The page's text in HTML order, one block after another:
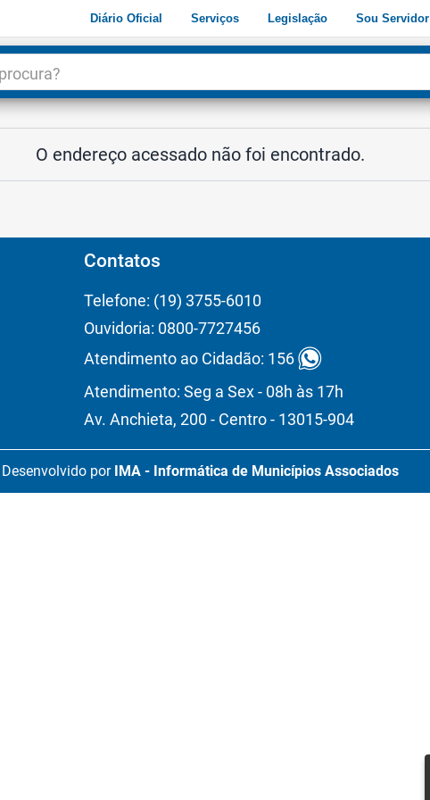
Diário Oficial Serviços Legislação Sou Servidor
O endereço acessado não foi encontrado.
Contatos
Telefone: (19) 3755-6010
Ouvidoria: 0800-7727456
Atendimento ao Cidadão: 156
Atendimento: Seg a Sex - 08h às 17h
Av. Anchieta, 200 - Centro - 13015-904
Desenvolvido por IMA - Informática de Municípios Associados